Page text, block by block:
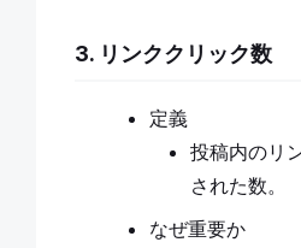
3. リンククリック数
定義
投稿内のリ
された数。
なぜ重要か